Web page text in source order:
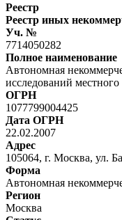
Реестр
Реестр иных
Уч. №
7714050282
Полное наименование
Автономная
исследований
ОГРН
1077799004425
Дата ОГРН
22.02.2007
Адрес
105064, г. Москва, ул.
Форма
Автономная
Регион
Москва